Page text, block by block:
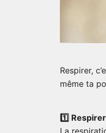
Respirer,
même ta
1️⃣
La